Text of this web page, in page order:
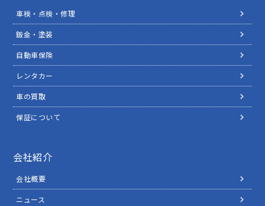
車検・点検・修理
鈑金・塗装
自動車保険
レンタカー
車の買取
保証について
会社紹介
会社概要
ニュース